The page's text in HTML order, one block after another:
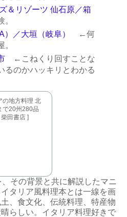
＆リゾーツ 仙石原／箱
／大垣（岐阜）
←何
←こねくり回すことな
るのかハッキリとわかる
の地方料理 北
で20州280品
田書店 ]
その背景と共に解説したマニ
タリア風料理本とは一線を画
、食文化、伝統料理、特産物
らしい。イタリア料理好きで